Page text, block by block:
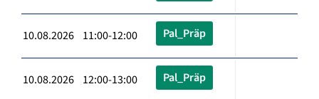
10.08.2026 11:00-12:00 Pal_Präp
10.08.2026 12:00-13:00 Pal_Präp